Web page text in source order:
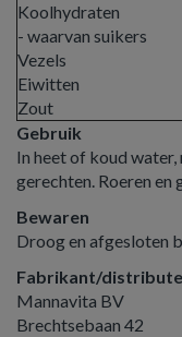
Koolhydraten
- waarvan suikers
Vezels
Eiwitten
Zout
Gebruik
In heet of koud
gerechten. Roeren en
Bewaren
Droog en afgesloten
Fabrikant/
Mannavita BV
Brechtsebaan 42